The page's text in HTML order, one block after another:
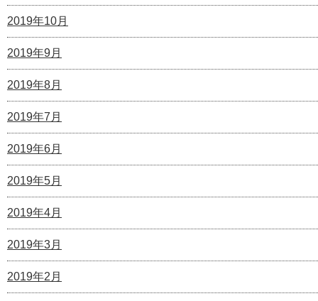
2019年10月
2019年9月
2019年8月
2019年7月
2019年6月
2019年5月
2019年4月
2019年3月
2019年2月